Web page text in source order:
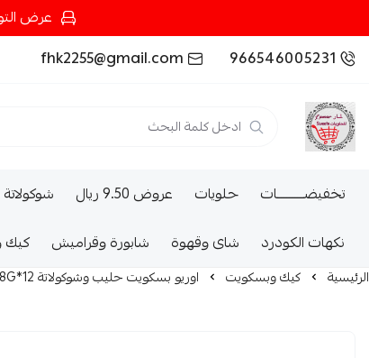
عرض التوصيل عند شرائك
966546005231
fhk2255@gmail.com
تخفيضــــــــــات حلويات عروض 9.50 ريال
نكهات الكودرد
شاى وقهوة شابورة وقراميش كيك
الرئيسية كيك وبسكويت اوريو بسكويت حليب وشوكولاتة 12*36.8G